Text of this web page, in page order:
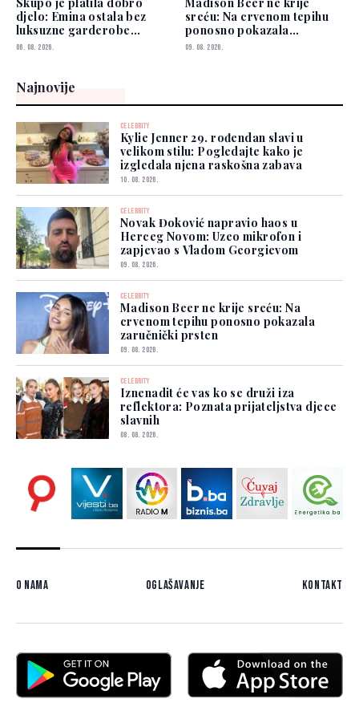
djelo: Emina ostala bez
luksuzne garderobe
vrijedne više od 50.000
06. 08. 2026.
sreću: Na crvenom tepihu
ponosno pokazala
zaručnički prsten
09. 08. 2026.
Najnovije
CELEBRITY
Kylie Jenner 29. rođendan slavi u
velikom stilu: Pogledajte kako je
izgledala njena raskošna zabava
10. 08. 2026.
CELEBRITY
Novak Đoković napravio haos u
Herceg Novom: Uzeo mikrofon i
zapjevao s Vladom Georgievom
09. 08. 2026.
CELEBRITY
Madison Beer ne krije sreću: Na
crvenom tepihu ponosno pokazala
zaručnički prsten
09. 08. 2026.
CELEBRITY
Iznenadit će vas ko se druži iza
reflektora: Poznata prijateljstva djece
slavnih
08. 08. 2026.
O nama Oglašavanje Kontakt